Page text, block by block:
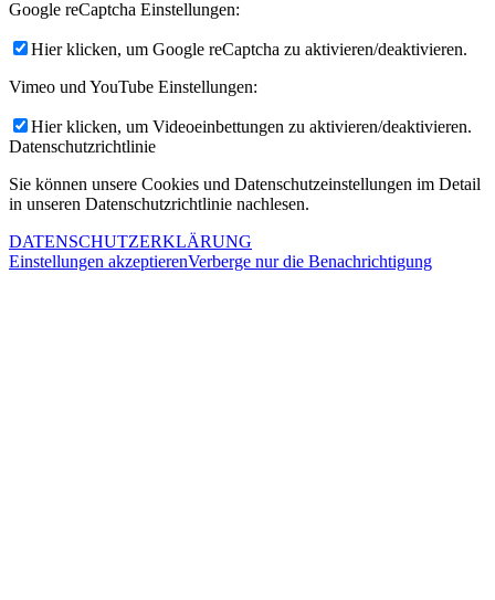
Google reCaptcha Einstellungen:
Hier klicken, um Google reCaptcha zu aktivieren/deaktivieren.
Vimeo und YouTube Einstellungen:
Hier klicken, um Videoeinbettungen zu aktivieren/deaktivieren.
Datenschutzrichtlinie
Sie können unsere Cookies und Datenschutzeinstellungen im Detail
in unseren Datenschutzrichtlinie nachlesen.
DATENSCHUTZERKLÄRUNG
Einstellungen akzeptierenVerberge nur die Benachrichtigung